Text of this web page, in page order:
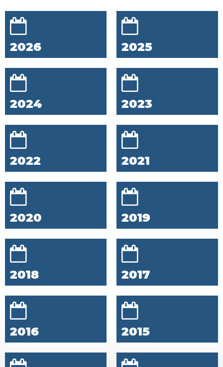
2026 2025
2024 2023
2022 2021
2020 2019
2018 2017
2016 2015